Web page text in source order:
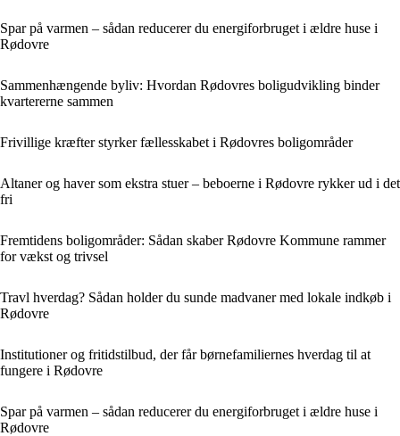
Spar på varmen – sådan reducerer du energiforbruget i ældre huse i
Rødovre
Sammenhængende byliv: Hvordan Rødovres boligudvikling binder
kvartererne sammen
Frivillige kræfter styrker fællesskabet i Rødovres boligområder
Altaner og haver som ekstra stuer – beboerne i Rødovre rykker ud i det
fri
Fremtidens boligområder: Sådan skaber Rødovre Kommune rammer
for vækst og trivsel
Travl hverdag? Sådan holder du sunde madvaner med lokale indkøb i
Rødovre
Institutioner og fritidstilbud, der får børnefamiliernes hverdag til at
fungere i Rødovre
Spar på varmen – sådan reducerer du energiforbruget i ældre huse i
Rødovre